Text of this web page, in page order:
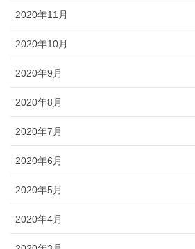
2020年11月
2020年10月
2020年9月
2020年8月
2020年7月
2020年6月
2020年5月
2020年4月